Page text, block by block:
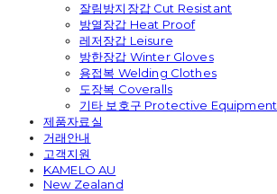
잘림방지장갑 Cut Resistant
방열장갑 Heat Proof
레저장갑 Leisure
방한장갑 Winter Gloves
용접복 Welding Clothes
도장복 Coveralls
기타 보호구 Protective Equipment
제품자료실
거래안내
고객지원
KAMELO AU
New Zealand